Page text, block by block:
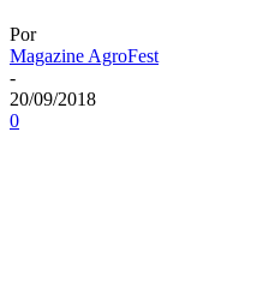
Por
Magazine AgroFest
-
20/09/2018
0